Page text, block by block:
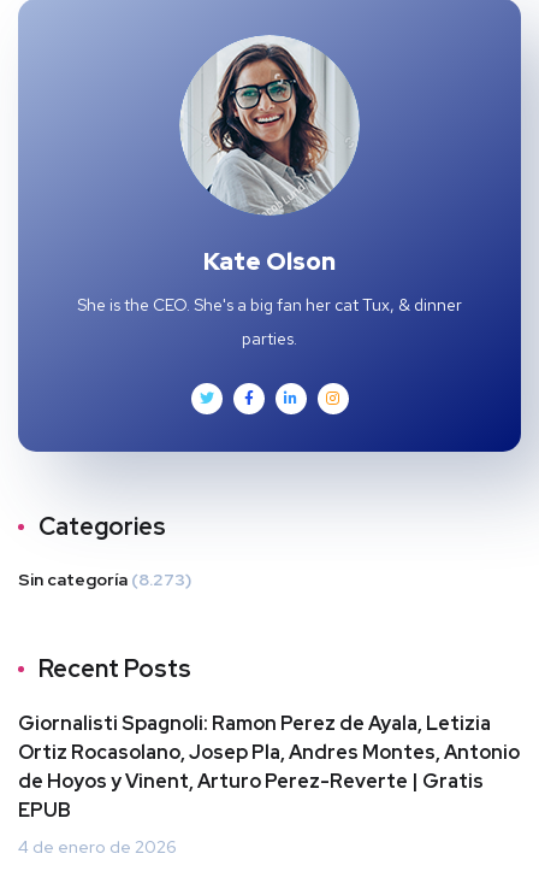
Kate Olson
She is the CEO. She's a big fan her cat Tux, & dinner
parties.
Categories
Sin categoría (8.273)
Recent Posts
Giornalisti Spagnoli: Ramon Perez de Ayala, Letizia
Ortiz Rocasolano, Josep Pla, Andres Montes, Antonio
de Hoyos y Vinent, Arturo Perez-Reverte | Gratis
EPUB
4 de enero de 2026